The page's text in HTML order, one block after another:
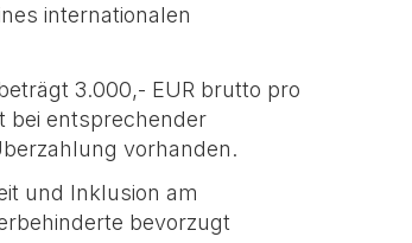
internationalen
3.000,- EUR brutto pro
bei entsprechender
vorhanden.
und Inklusion am
bevorzugt